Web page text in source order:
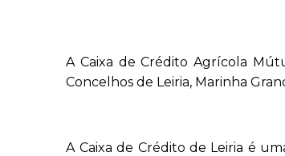
A Caixa de Crédito Agrícola
Concelhos de Leiria, Marinha
A Caixa de Crédito de Leiria é